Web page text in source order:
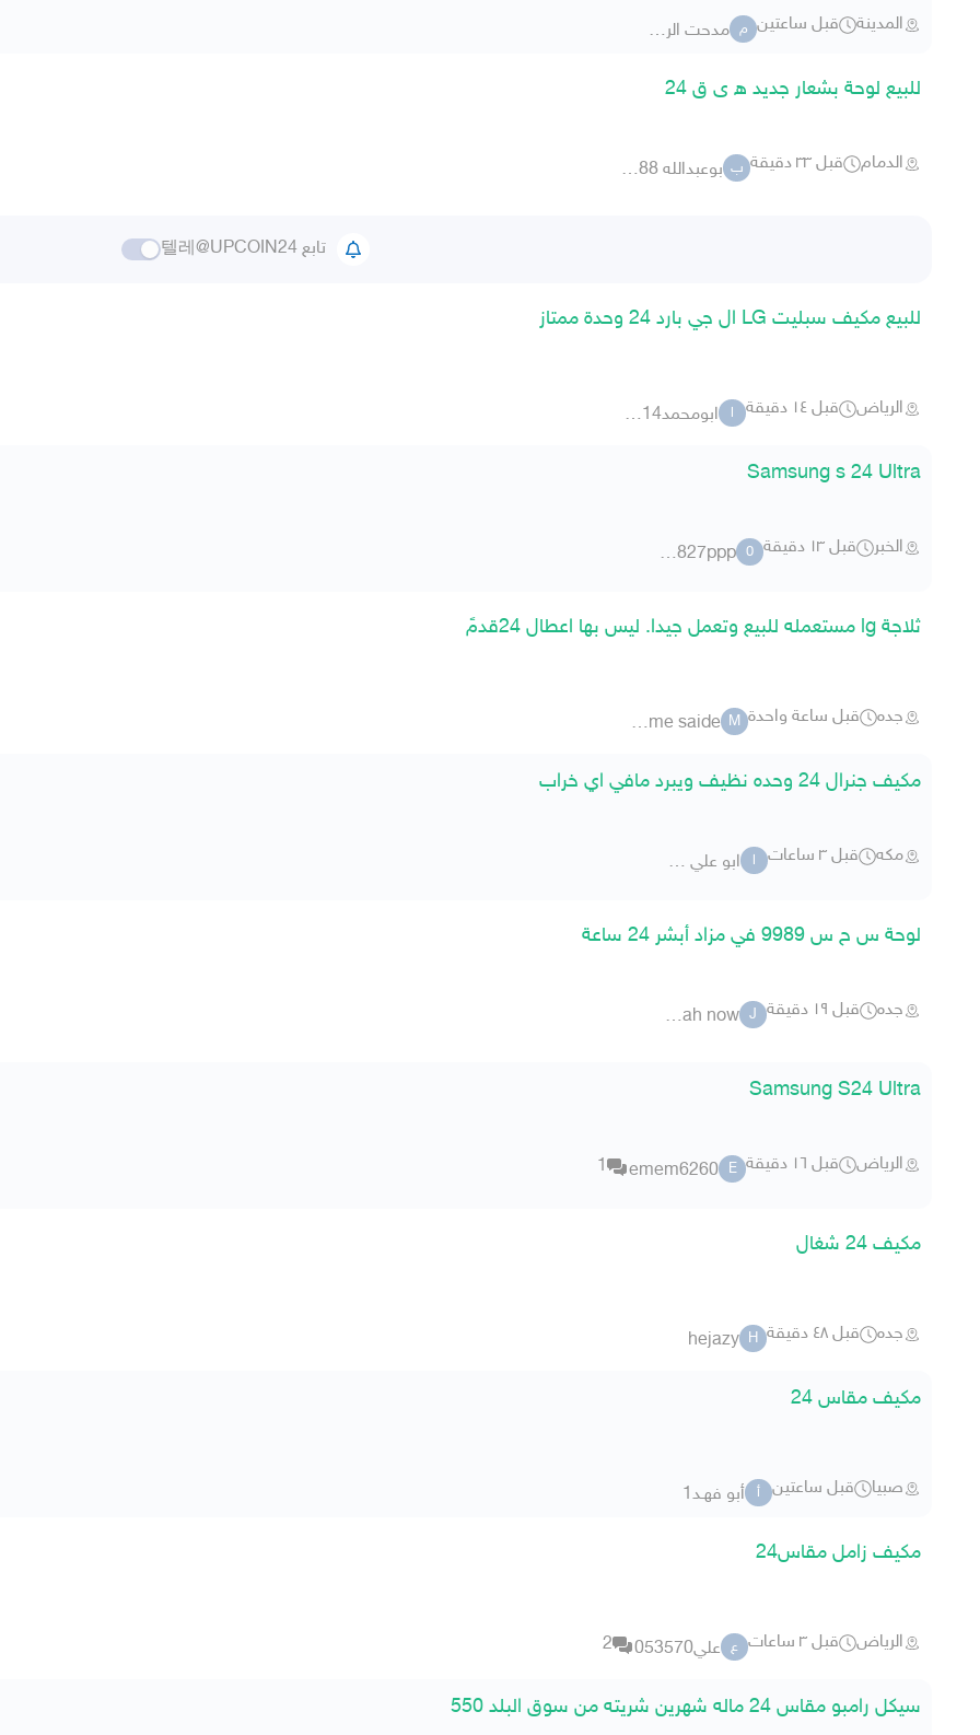
المدينة قبل ساعتين م مدحت الريس
للبيع لوحة بشعار جديد ه ى ق 24
الدمام قبل ٣٣ دقيقة ب بوعبدالله 88 4977
تابع 텔레@UPCOIN24
للبيع مكيف سبليت LG ال جي بارد 24 وحدة ممتاز
الرياض قبل ١٤ دقيقة ا ابومحمد14-14
Samsung s 24 Ultra
الخبر قبل ١٣ دقيقة 0
002827ppp
ثلاجة lg مستعمله للبيع وتعمل جيدا. ليس بها اعطال 24قدمً
جده قبل ساعة واحدة M
meme saide
مكيف جنرال 24 وحده نظيف ويبرد مافي اي خراب
مكه قبل ٣ ساعات ا ابو علي 174
لوحة س ح س 9989 في مزاد أبشر 24 ساعة
جده قبل ١٩ دقيقة J
jeddah now
Samsung S24 Ultra
الرياض قبل ١٦ دقيقة E
emem6260
1
مكيف 24 شغال
جده قبل ٤٨ دقيقة H
hejazy
مكيف مقاس 24
صبيا قبل ساعتين أ أبو فهـد1
مكيف زامل مقاس24
الرياض قبل ٣ ساعات ع علي053570 2
سيكل رامبو مقاس 24 ماله شهرين شريته من سوق البلد 550